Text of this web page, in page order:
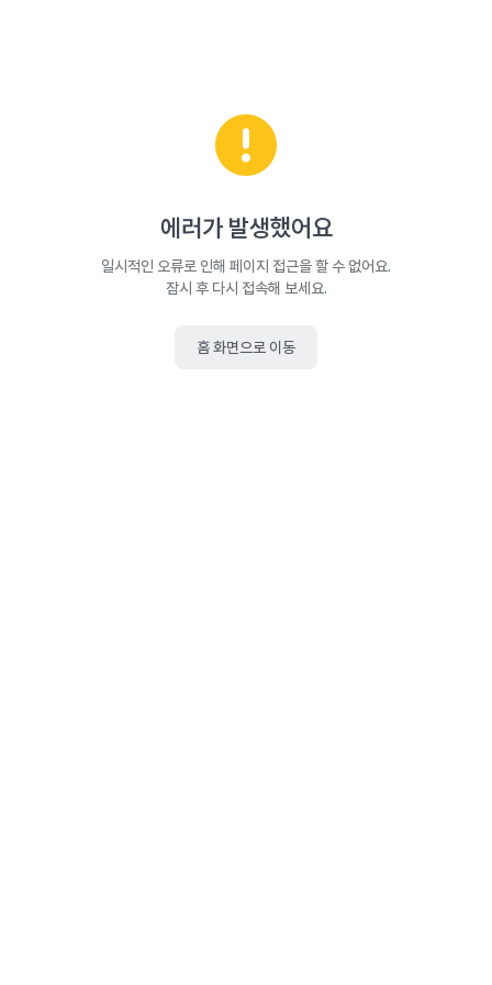
에러가 발생했어요
일시적인 오류로 인해 페이지 접근을 할 수 없어요.
잠시 후 다시 접속해 보세요.
홈 화면으로 이동